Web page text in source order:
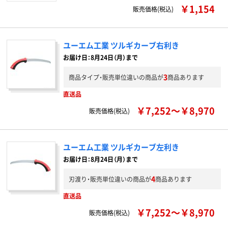
販売価格(税込) ￥1,154
ユーエム工業 ツルギカーブ右利き
お届け日：8月24日（月）まで
商品タイプ・販売単位違いの商品が3商品あります
直送品
販売価格(税込)
￥7,252～￥8,970
ユーエム工業 ツルギカーブ左利き
お届け日：8月24日（月）まで
刃渡り・販売単位違いの商品が4商品あります
直送品
販売価格(税込)
￥7,252～￥8,970